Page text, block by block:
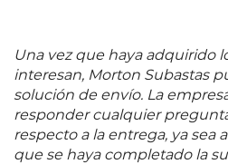
Una vez que haya adquirido
interesan, Morton Subastas
solución de envío. La
responder cualquier
respecto a la entrega, ya sea
que se haya completado la